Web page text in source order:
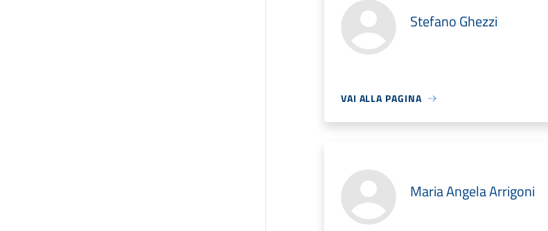
Stefano Ghezzi
VAI ALLA PAGINA
Maria Angela Arrigoni